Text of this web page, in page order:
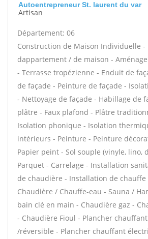
Autoentrepreneur St. laurent du var
Artisan
Département: 06
Construction de Maison Individuelle -
dappartement / de maison -
- Terrasse tropézienne - Enduit de
de façade - Peinture de façade -
- Nettoyage de façade - Habillage de
plâtre - Faux plafond - Plâtre
Isolation phonique - Isolation
intérieurs - Peinture - Peinture
Papier peint - Sol souple (vinyle, lino,
Parquet - Carrelage - Installation
de chaudière - Installation de chauffe
Chaudière / Chauffe-eau - Sauna /
bain clé en main - Chaudière gaz -
- Chaudière Fioul - Plancher
/réversible - Plancher chauffant